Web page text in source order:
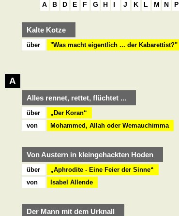
P
N
M
L
K
J
I
H
G
F
E
D
B
A
Kalte Kotze
über "Was macht eigentlich ... der Kabarettist?"
A
Alles rennet, rettet, flüchtet ...
über
„Der Koran“
von
Mohammed, Allah oder Wemauchimma
Von Austern in kleingehackten Hoden
über
„Aphrodite - Eine Feier der Sinne“
von
Isabel Allende
Der Mann mit dem Urknall